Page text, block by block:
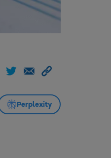
Perplexity